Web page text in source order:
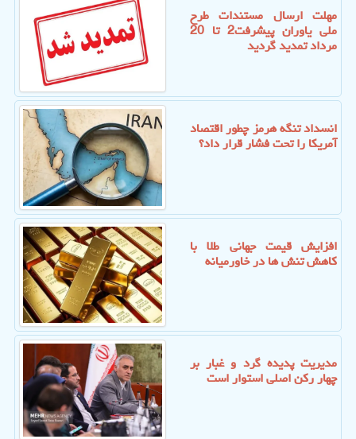
مهلت ارسال مستندات طرح
ملی یاوران پیشرفت2 تا 20
مرداد تمدید گردید
انسداد تنگه هرمز چطور اقتصاد
آمریکا را تحت فشار قرار داد؟
افزایش قیمت جهانی طلا با
کاهش تنش ها در خاورمیانه
مدیریت پدیده گرد و غبار بر
چهار رکن اصلی استوار است